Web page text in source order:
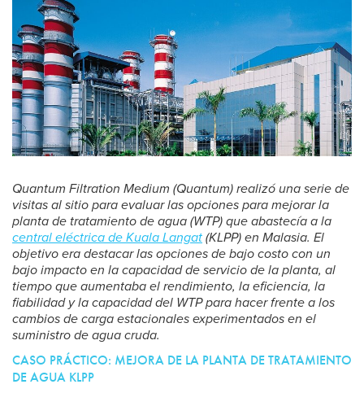
Quantum Filtration Medium (Quantum) realizó una serie de
visitas al sitio para evaluar las opciones para mejorar la
planta de tratamiento de agua (WTP) que abastecía a la
central eléctrica de Kuala Langat (KLPP) en Malasia. El
objetivo era destacar las opciones de bajo costo con un
bajo impacto en la capacidad de servicio de la planta, al
tiempo que aumentaba el rendimiento, la eficiencia, la
fiabilidad y la capacidad del WTP para hacer frente a los
cambios de carga estacionales experimentados en el
suministro de agua cruda.
CASO PRÁCTICO: MEJORA DE LA PLANTA DE TRATAMIENTO
DE AGUA KLPP